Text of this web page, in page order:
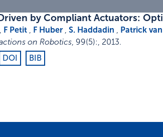
by Compliant Actuators:
F Petit F Huber S. Haddadin Patrick
on Robotics 99(5): 2013.
DOI BIB